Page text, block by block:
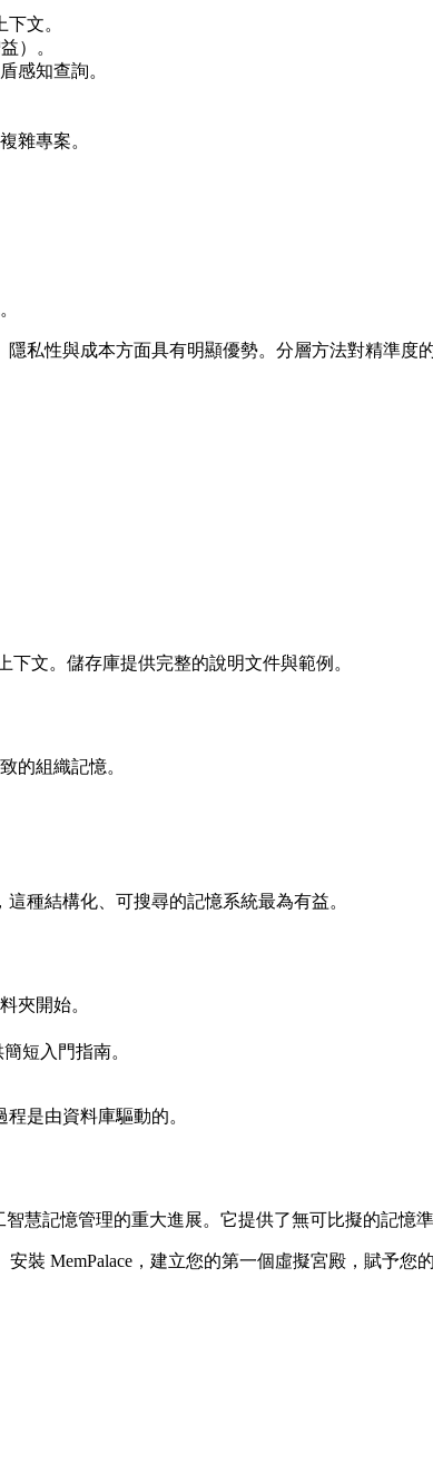
文。
）。
感知查詢。
雜專案。
私性與成本方面具有明顯優勢。分層方法對精準度
文。儲存庫提供完整的說明文件與範例。
的組織記憶。
種結構化、可搜尋的記憶系統最為有益。
夾開始。
短入門指南。
是由資料庫驅動的。
慧記憶管理的重大進展。它提供了無可比擬的記憶
安裝 MemPalace，建立您的第一個虛擬宮殿，賦予